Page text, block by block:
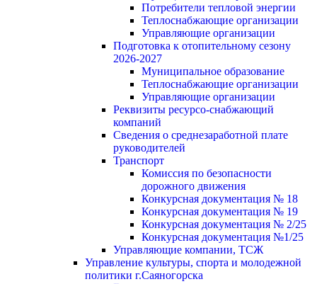
Потребители тепловой энергии
Теплоснабжающие организации
Управляющие организации
Подготовка к отопительному сезону
2026-2027
Муниципальное образование
Теплоснабжающие организации
Управляющие организации
Реквизиты ресурсо-снабжающий
компаний
Сведения о среднезаработной плате
руководителей
Транспорт
Комиссия по безопасности
дорожного движения
Конкурсная документация № 18
Конкурсная документация № 19
Конкурсная документация № 2/25
Конкурсная документация №1/25
Управляющие компании, ТСЖ
Управление культуры, спорта и молодежной
политики г.Саяногорска